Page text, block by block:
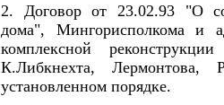
2. Договор от 23.02.93 "О
дома", Мингорисполкома и
комплексной
К.Либкнехта, Лермонтова,
установленном порядке.